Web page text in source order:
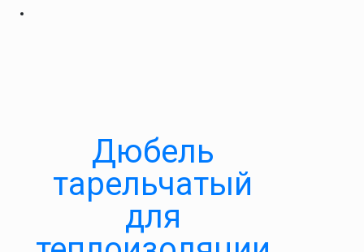
Дюбель
тарельчатый
для